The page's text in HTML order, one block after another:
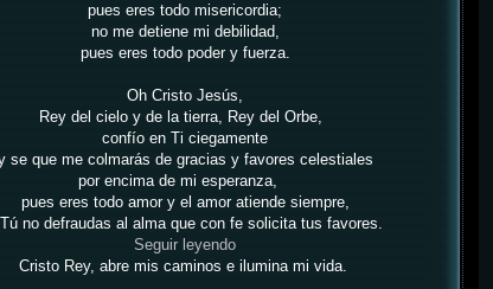
pues eres todo misericordia;
no me detiene mi debilidad,
pues eres todo poder y fuerza.
Oh Cristo Jesús,
Rey del cielo y de la tierra, Rey del Orbe,
confío en Ti ciegamente
se que me colmarás de gracias y favores celestiales
por encima de mi esperanza,
pues eres todo amor y el amor atiende siempre,
no defraudas al alma que con fe solicita tus favores.
Seguir leyendo
Cristo Rey, abre mis caminos e ilumina mi vida.